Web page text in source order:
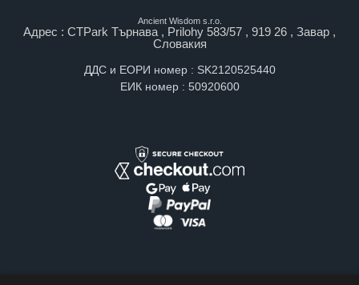
Ancient Wisdom s.r.o.
Адрес : CTPark Търнава , Prilohy 583/57 , 919 26 , Завар ,
Словакия
ДДС и ЕОРИ номер : SK2120525440
ЕИК номер : 50920600